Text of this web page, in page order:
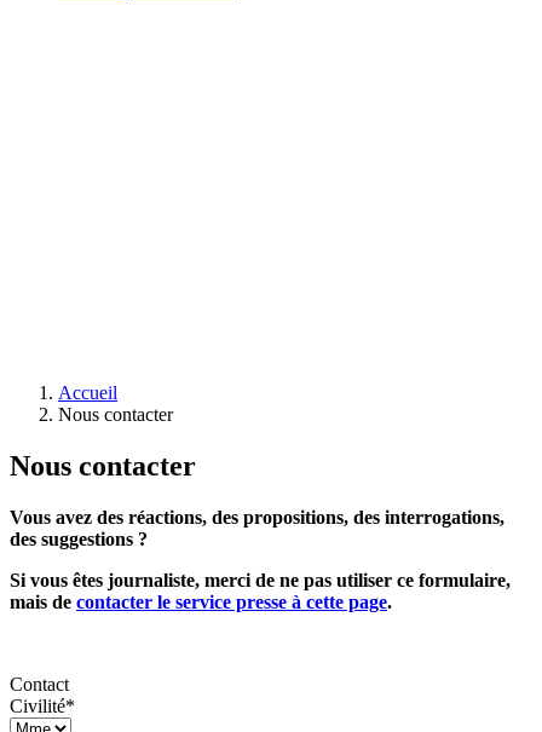
Accueil
Nous contacter
Nous contacter
Vous avez des réactions, des propositions, des interrogations,
des suggestions ?
Si vous êtes journaliste, merci de ne pas utiliser ce formulaire,
mais de contacter le service presse à cette page.
Contact
Civilité*